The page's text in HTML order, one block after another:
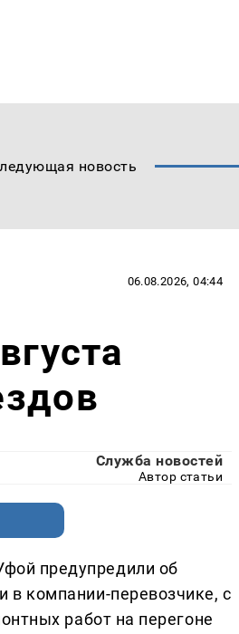
новость
06.08.2026, 04:44
Служба новостей
Автор статьи
предупредили об
в компании-перевозчике, с
работ на перегоне